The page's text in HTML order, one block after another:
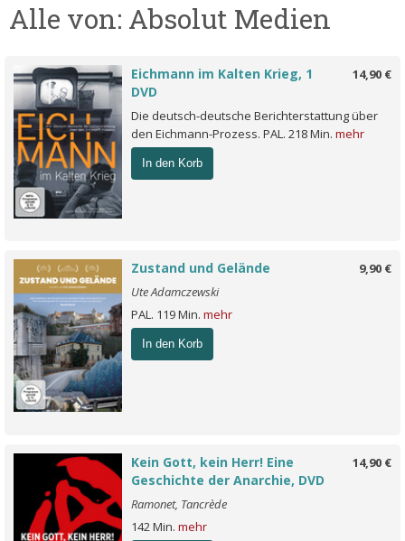
Alle von: Absolut Medien
14,90 €
Eichmann im Kalten Krieg, 1
DVD
Die deutsch-deutsche Berichterstattung über
den Eichmann-Prozess. PAL. 218 Min. mehr
In den Korb
9,90 €
Zustand und Gelände
Ute Adamczewski
PAL. 119 Min. mehr
In den Korb
14,90 €
Kein Gott, kein Herr! Eine
Geschichte der Anarchie, DVD
Ramonet, Tancrède
142 Min. mehr